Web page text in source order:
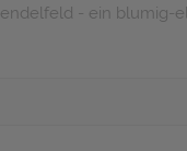
- ein